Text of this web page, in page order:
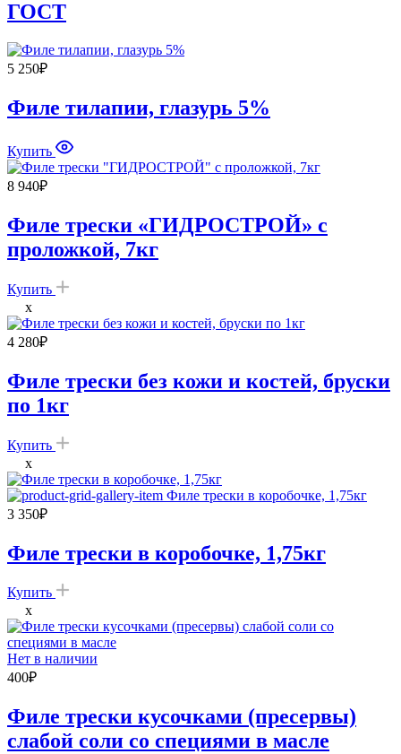
ГОСТ
5 250₽
Филе тилапии, глазурь 5%
Купить
8 940₽
Филе трески «ГИДРОСТРОЙ» с
проложкой, 7кг
Купить
x
4 280₽
Филе трески без кожи и костей, бруски
по 1кг
Купить
x
3 350₽
Филе трески в коробочке, 1,75кг
Купить
x
Нет в наличии
400₽
Филе трески кусочками (пресервы)
слабой соли со специями в масле